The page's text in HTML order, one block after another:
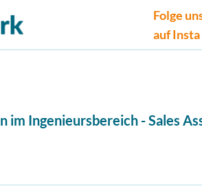
Folge
auf Insta
im Ingenieursbereich - Sales